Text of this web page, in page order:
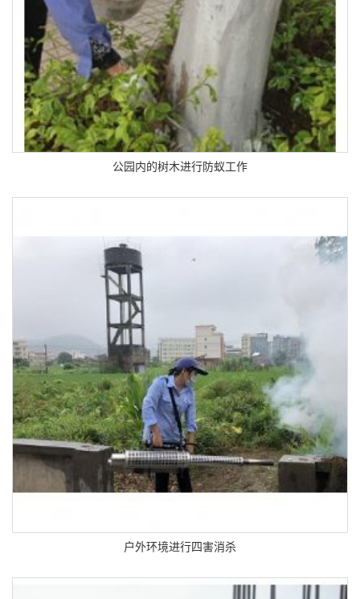
公园内的树木进行防蚁工作
户外环境进行四害消杀